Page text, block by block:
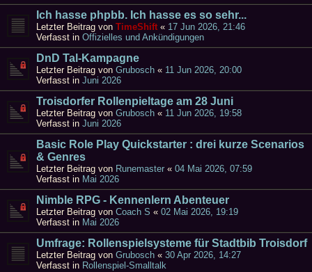
Ich hasse phpbb. Ich hasse es so sehr...
Letzter Beitrag von TimeShift « 17 Jun 2026, 21:46
Verfasst in Offizielles und Ankündigungen
DnD Tal-Kampagne
Letzter Beitrag von Grubosch « 11 Jun 2026, 20:00
Verfasst in Juni 2026
Troisdorfer Rollenpieltage am 28 Juni
Letzter Beitrag von Grubosch « 11 Jun 2026, 19:58
Verfasst in Juni 2026
Basic Role Play Quickstarter : drei kurze Scenarios
& Genres
Letzter Beitrag von Runemaster « 04 Mai 2026, 07:59
Verfasst in Mai 2026
Nimble RPG - Kennenlern Abenteuer
Letzter Beitrag von Coach S « 02 Mai 2026, 19:19
Verfasst in Mai 2026
Umfrage: Rollenspielsysteme für Stadtbib Troisdorf
Letzter Beitrag von Grubosch « 30 Apr 2026, 14:27
Verfasst in Rollenspiel-Smalltalk